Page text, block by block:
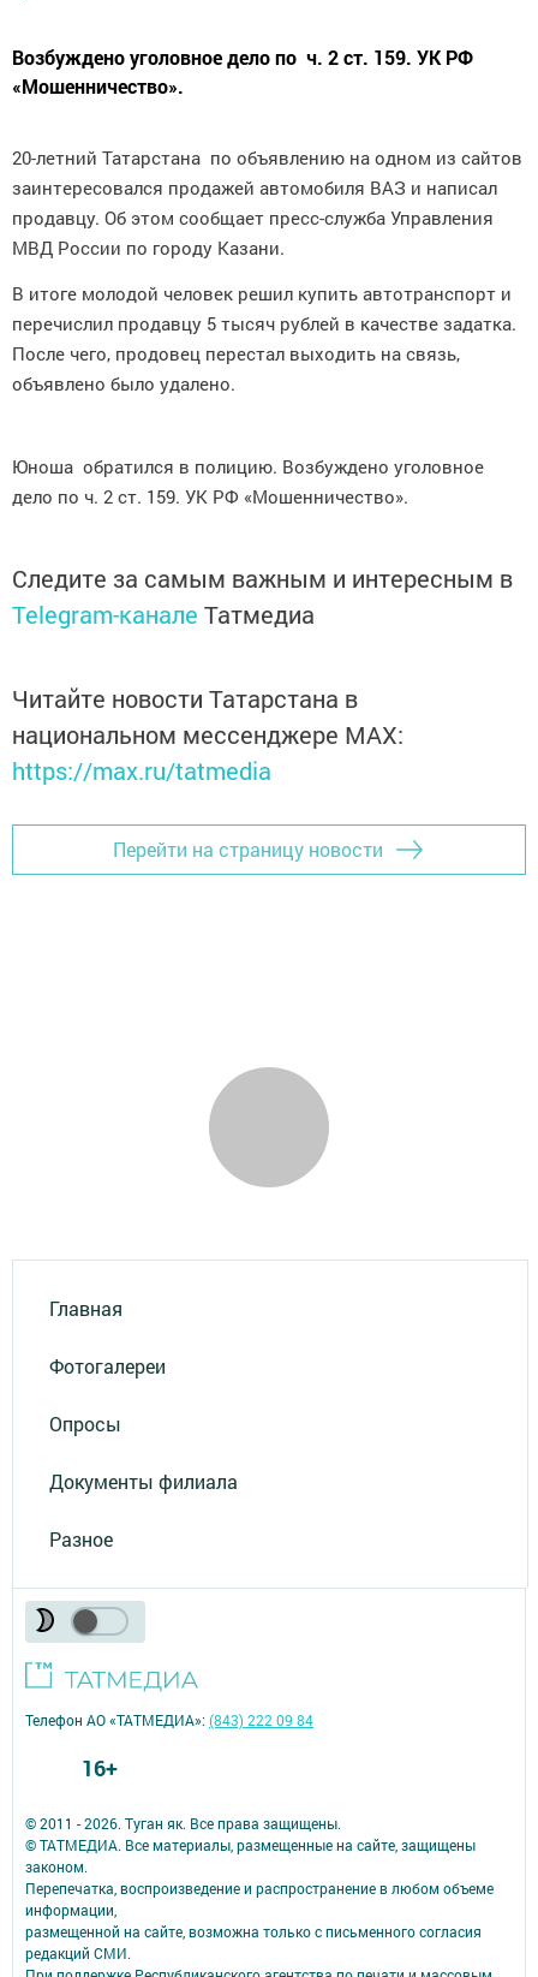
Возбуждено уголовное дело по ч. 2 ст. 159. УК РФ
«Мошенничество».
20-летний Татарстана по объявлению на одном из сайтов
заинтересовался продажей автомобиля ВАЗ и написал
продавцу. Об этом сообщает пресс-служба Управления
МВД России по городу Казани.
В итоге молодой человек решил купить автотранспорт и
перечислил продавцу 5 тысяч рублей в качестве задатка.
После чего, продовец перестал выходить на связь,
объявлено было удалено.
Юноша обратился в полицию. Возбуждено уголовное
дело по ч. 2 ст. 159. УК РФ «Мошенничество».
Следите за самым важным и интересным в
Telegram-канале Татмедиа
Читайте новости Татарстана в
национальном мессенджере MАХ:
https://max.ru/tatmedia
Перейти на страницу новости
Главная
Фотогалереи
Опросы
Документы филиала
Разное
© 2011 - 2026. Туган як. Все права защищены.
© ТАТМЕДИА. Все материалы, размещенные на сайте, защищены
законом.
Перепечатка, воспроизведение и распространение в любом объеме
информации,
размещенной на сайте, возможна только с письменного согласия
редакций СМИ.
Телефон АО «ТАТМЕДИА»:(843) 222 09 84
16+